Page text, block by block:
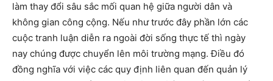
làm thay đổi sâu sắc mối quan hệ giữa người dân và
không gian công cộng. Nếu như trước đây phần lớn các
cuộc tranh luận diễn ra ngoài đời sống thực tế thì ngày
nay chúng được chuyển lên môi trường mạng. Điều đó
đồng nghĩa với việc các quy định liên quan đến quản lý